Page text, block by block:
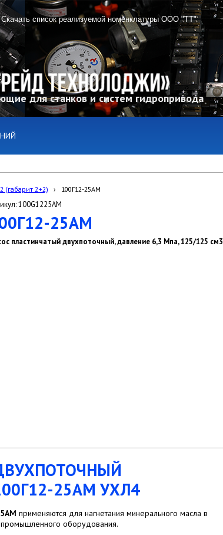
для станков и систем гидропривода
Скачать список реализуемой номенклатуры ООО "ТТ"
(габарит 2+2) › 100Г12-25АМ
100G1225AM
25АМ
пластинчатый двухпоточный, давление 6,3 Мпа, 125/125 см3
25АМ УХЛ4
применяются для нагнетания минерального масла в
оборудования.